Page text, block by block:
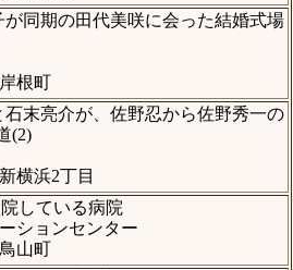
が同期の田代美咲に会った結婚式場
根町
石末亮介が、佐野忍から佐野秀一の
(2)
横浜2丁目
している病院
ションセンター
山町